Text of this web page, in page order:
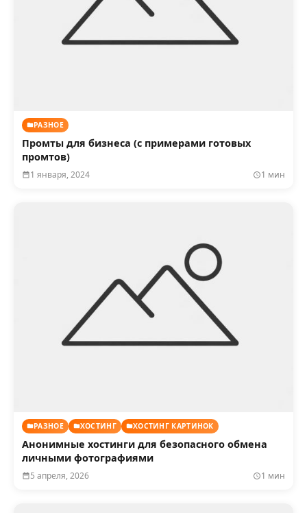
РАЗНОЕ
Промты для бизнеса (с примерами готовых
промтов)
1 января, 2024 1 мин
РАЗНОЕ ХОСТИНГ ХОСТИНГ КАРТИНОК
Анонимные хостинги для безопасного обмена
личными фотографиями
5 апреля, 2026 1 мин